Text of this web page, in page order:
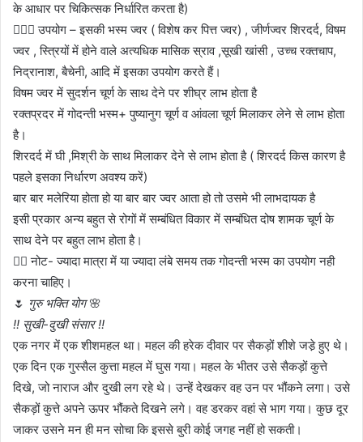
के आधार पर चिकित्सक निर्धारित करता है)
🤷🏻‍♀️ उपयोग – इसकी भस्म ज्वर ( विशेष कर पित्त ज्वर) , जीर्णज्वर शिरदर्द, विषम
ज्वर , स्त्रियों में होने वाले अत्यधिक मासिक स्राव ,सूखी खांसी , उच्च रक्तचाप,
निद्रानाश, बैचेनी, आदि में इसका उपयोग करते हैं।
विषम ज्वर में सुदर्शन चूर्ण के साथ देने पर शीघ्र लाभ होता है
रक्तप्रदर में गोदन्ती भस्म+ पुष्यानुग चूर्ण व आंवला चूर्ण मिलाकर लेने से लाभ होता
है।
शिरदर्द में घी ,मिश्री के साथ मिलाकर देने से लाभ होता है ( शिरदर्द किस कारण है
पहले इसका निर्धारण अवश्य करें)
बार बार मलेरिया होता हो या बार बार ज्वर आता हो तो उसमे भी लाभदायक है
इसी प्रकार अन्य बहुत से रोगों में सम्बंधित विकार में सम्बंधित दोष शामक चूर्ण के
साथ देने पर बहुत लाभ होता है।
👉🏼 नोट- ज्यादा मात्रा में या ज्यादा लंबे समय तक गोदन्ती भस्म का उपयोग नही
करना चाहिए।
🌷 गुरु भक्ति योग🌸
!! सुखी-दुखी संसार !!
एक नगर में एक शीशमहल था। महल की हरेक दीवार पर सैकड़ों शीशे जडे़ हुए थे।
एक दिन एक गुस्सैल कुत्ता महल में घुस गया। महल के भीतर उसे सैकड़ों कुत्ते
दिखे, जो नाराज और दुखी लग रहे थे। उन्हें देखकर वह उन पर भौंकने लगा। उसे
सैकड़ों कुत्ते अपने ऊपर भौंकते दिखने लगे। वह डरकर वहां से भाग गया। कुछ दूर
जाकर उसने मन ही मन सोचा कि इससे बुरी कोई जगह नहीं हो सकती।